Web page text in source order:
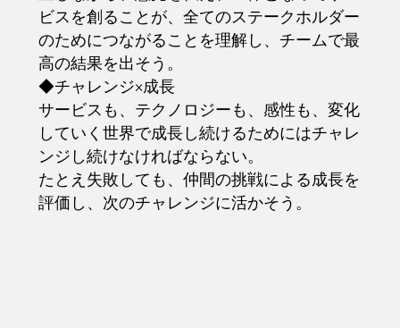
ビスを創ることが、全てのステークホルダー
のためにつながることを理解し、チームで最
高の結果を出そう。
◆チャレンジ×成長
サービスも、テクノロジーも、感性も、変化
していく世界で成⾧し続けるためにはチャレ
ンジし続けなければならない。
たとえ失敗しても、仲間の挑戦による成⾧を
評価し、次のチャレンジに活かそう。